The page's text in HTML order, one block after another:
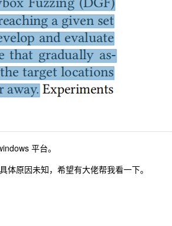
平台。
原因未知，希望有大佬帮我看一下。